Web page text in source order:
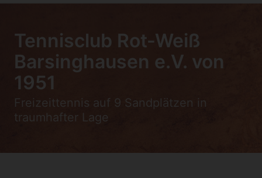
Tennisclub Rot-Weiß
Barsinghausen e.V. von
1951
Freizeittennis auf 9 Sandplätzen in
traumhafter Lage